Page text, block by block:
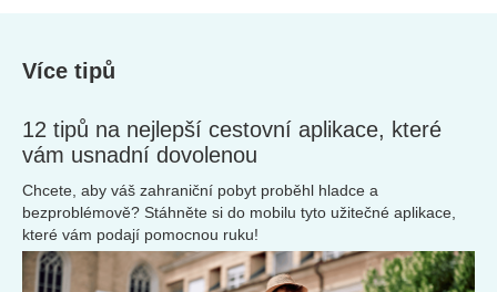
Více tipů
12 tipů na nejlepší cestovní aplikace, které
vám usnadní dovolenou
Chcete, aby váš zahraniční pobyt proběhl hladce a
bezproblémově? Stáhněte si do mobilu tyto užitečné aplikace,
které vám podají pomocnou ruku!